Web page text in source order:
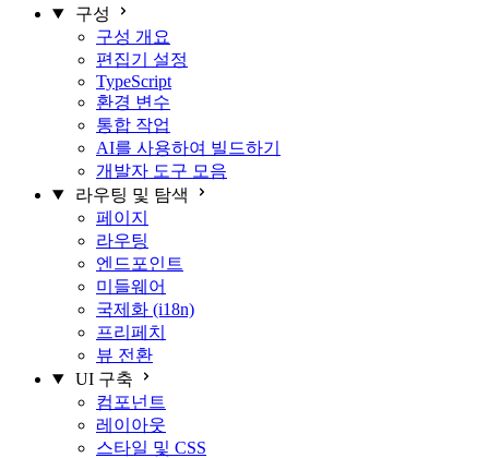
구성
구성 개요
편집기 설정
TypeScript
환경 변수
통합 작업
AI를 사용하여 빌드하기
개발자 도구 모음
라우팅 및 탐색
페이지
라우팅
엔드포인트
미들웨어
국제화 (i18n)
프리페치
뷰 전환
UI 구축
컴포넌트
레이아웃
스타일 및 CSS